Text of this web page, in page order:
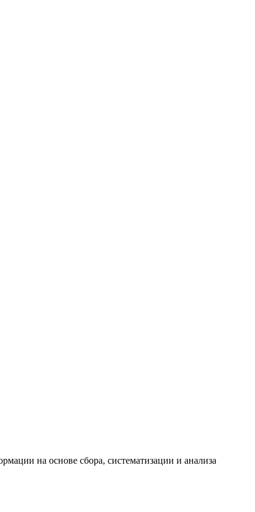
на основе сбора, систематизации и анализа